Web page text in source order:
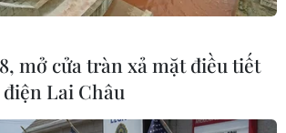
mở cửa tràn xả mặt điều tiết
Lai Châu